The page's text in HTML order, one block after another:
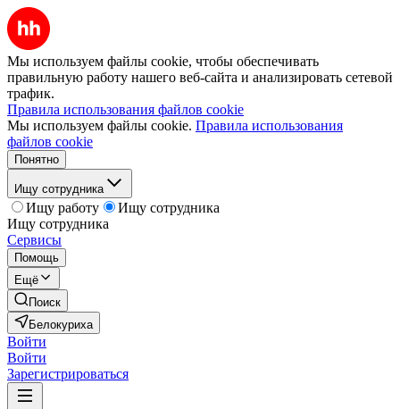
Мы используем файлы cookie, чтобы обеспечивать
правильную работу нашего веб-сайта и анализировать сетевой
трафик.
Правила использования файлов cookie
Мы используем файлы cookie. Правила использования
файлов cookie
Понятно
Ищу сотрудника
Ищу работу
Ищу сотрудника
Ищу сотрудника
Сервисы
Помощь
Ещё
Поиск
Белокуриха
Войти
Войти
Зарегистрироваться